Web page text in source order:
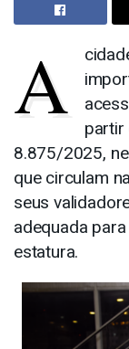
A
partir
8.875/2025,
que circulam
seus
adequada
estatura.